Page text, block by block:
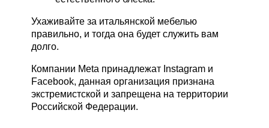
Ухаживайте за итальянской мебелью
правильно, и тогда она будет служить вам
долго.
Компании Meta принадлежат Instagram и
Facebook, данная организация признана
экстремистской и запрещена на территории
Российской Федерации.